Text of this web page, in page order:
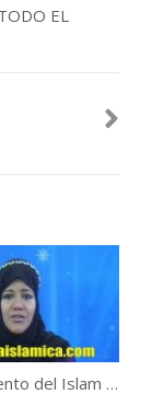
EL
El conocimiento del Islam Y La Gente .